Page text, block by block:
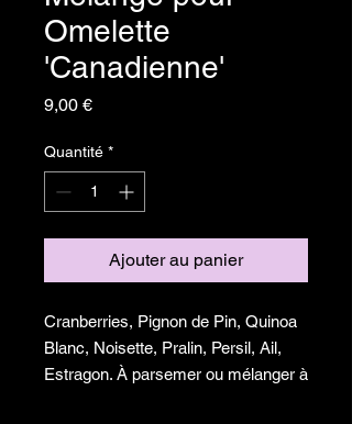
Omelette
'Canadienne'
9,00 €Prix
Quantité *
Ajouter au panier
Cranberries, Pignon de Pin, Quinoa
Blanc, Noisette, Pralin, Persil, Ail,
Estragon. À parsemer ou mélanger à